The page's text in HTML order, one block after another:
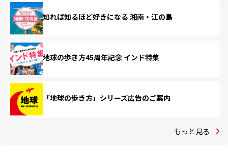
知れば知るほど好きになる 湘南・江の島
地球の歩き方45周年記念 インド特集
「地球の歩き方」シリーズ広告のご案内
もっと見る